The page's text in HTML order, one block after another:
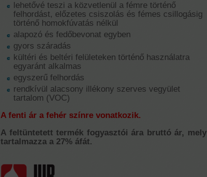
lehetővé teszi a közvetlenül a fémre történő
felhordást, előzetes csiszolás és fémes csillogásig
történő homokfúvatás nélkül
alapozó és fedőbevonat egyben
gyors száradás
kültéri és beltéri felületeken történő használatra
egyaránt alkalmas
egyszerű felhordás
rendkívül alacsony illékony szerves vegyület
tartalom (VOC)
A fenti ár a fehér színre vonatkozik.
A feltüntetett termék fogyasztói ára bruttó ár, mely
tartalmazza a 27% áfát.